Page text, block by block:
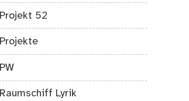
Projekt 52
Projekte
PW
Raumschiff Lyrik